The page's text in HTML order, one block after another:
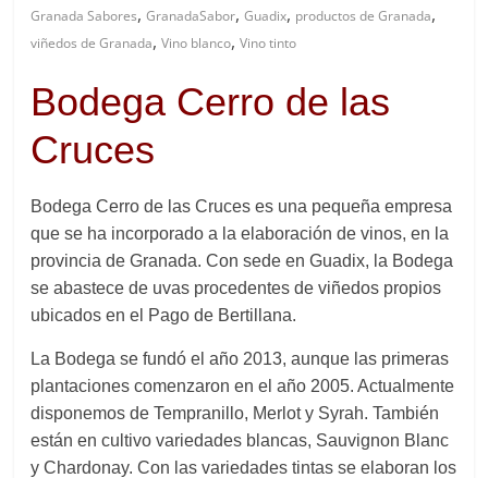
Granada Sabores,GranadaSabor,Guadix, productos de Granada,
viñedos de Granada,Vino blanco,Vino tinto
Bodega Cerro de las
Cruces
Bodega Cerro de las Cruces es una pequeña empresa
que se ha incorporado a la elaboración de vinos, en la
provincia de Granada. Con sede en Guadix, la Bodega
se abastece de uvas procedentes de viñedos propios
ubicados en el Pago de Bertillana.
La Bodega se fundó el año 2013, aunque las primeras
plantaciones comenzaron en el año 2005. Actualmente
disponemos de Tempranillo, Merlot y Syrah. También
están en cultivo variedades blancas, Sauvignon Blanc
y Chardonay. Con las variedades tintas se elaboran los